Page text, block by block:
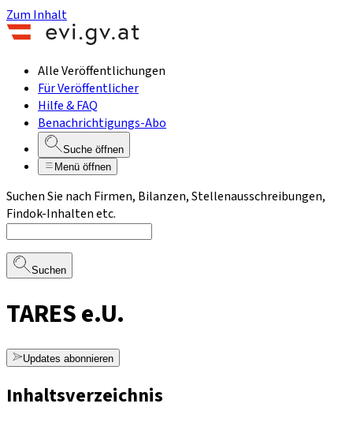
Zum Inhalt
Alle Veröffentlichungen
Für Veröffentlicher
Hilfe & FAQ
Benachrichtigungs-Abo
Suche öffnen
Menü öffnen
Suchen Sie nach Firmen, Bilanzen, Stellenausschreibungen,
Findok-Inhalten etc.
Suchen
TARES e.U.
Updates abonnieren
Inhaltsverzeichnis